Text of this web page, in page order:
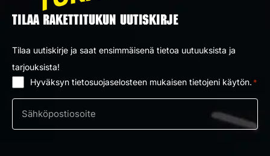
TILAA RAKETTITUKUN UUTISKIRJE
Tilaa uutiskirje ja saat ensimmäisenä tietoa uutuuksista ja
tarjouksista!
Hyväksyn tietosuojaselosteen mukaisen tietojeni käytön. *
Sähköposti